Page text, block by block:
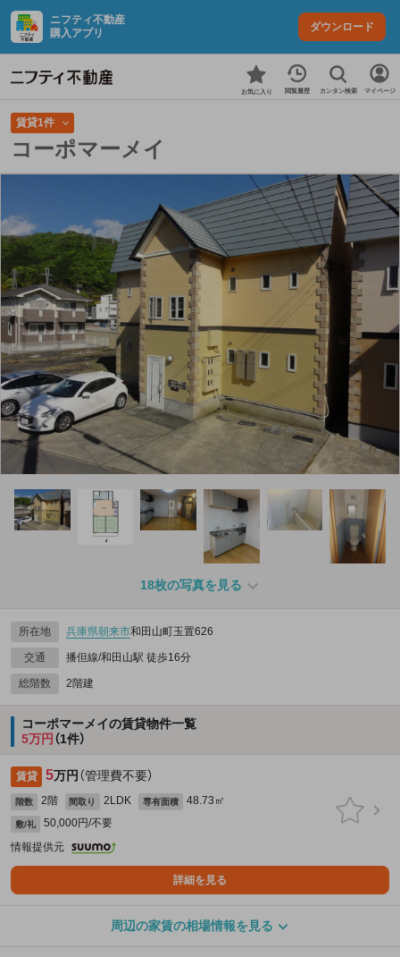
ニフティ不動産
購入アプリ
ダウンロード
お気に入り 閲覧履歴 カンタン検索 マイページ
賃貸1件
コーポマーメイ
18枚の写真を見る
所在地 兵庫県朝来市和田山町玉置626
交通 播但線/和田山駅 徒歩16分
総階数 2階建
コーポマーメイの賃貸物件一覧
5万円 （1件）
賃貸 5万円 （管理費不要）
階数 2階 間取り 2LDK 専有面積 48.73㎡
敷/礼
50,000円/不要
情報提供元
詳細を見る
周辺の家賃の相場情報を見る